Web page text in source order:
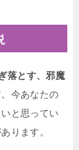
落とす、邪魔
今あなたの
と思ってい
ります。